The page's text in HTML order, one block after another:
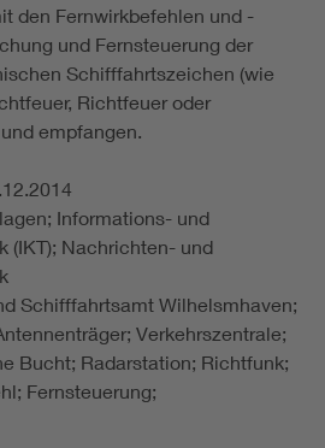
den Fernwirkbefehlen und -
und Fernsteuerung der
Schifffahrtszeichen (wie
Richtfeuer oder
empfangen.
Informations- und
(IKT); Nachrichten- und
Schifffahrtsamt Wilhelsmhaven;
Verkehrszentrale;
Bucht; Radarstation; Richtfunk;
Fernsteuerung;